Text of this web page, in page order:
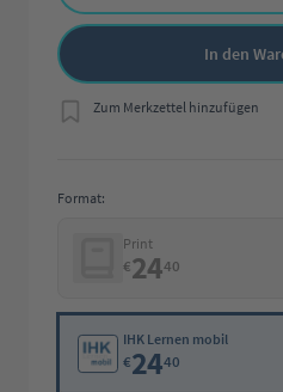
In den
Zum Merkzettel hinzufügen
Format:
Print
€2440
IHK Lernen mobil
€2440